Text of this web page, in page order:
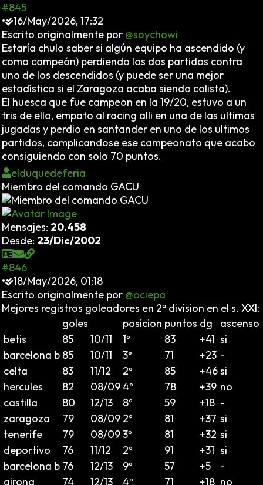
#845
•
16/May/2026, 17:32
Escrito originalmente por @soychowi
Estaría chulo saber si algún equipo ha ascendido (y
como campeón) perdiendo los dos partidos contra
uno de los descendidos (y puede ser una mejor
estadística si el Zaragoza acaba siendo colista).
El huesca que fue campeon en la 19/20, estuvo a un
tris de ello, empato al racing alli en una de las ultimas
jugadas y perdio en santander en uno de los ultimos
partidos, complicandose ese campeonato que acabo
consiguiendo con solo 70 puntos.
elduquedeferia
Miembro del comando GACU
Mensajes: 20.458
Desde: 23/Dic/2002
#846
•
18/May/2026, 01:18
Escrito originalmente por @ociepa
Mejores registros goleadores en 2ª division en el s. XXI:
goles
posicion puntos dg
ascenso
betis
85 10/11 1º 83 +41 si
barcelona b 85 10/11 3º 71 +23 -
celta
83 11/12 2º 85 +46si
hercules
82 08/09 4º 78 +39 no
castilla
80 12/13 8º 59 +18 -
zaragoza
79 08/09 2º 81 +37 si
tenerife
79 08/093º 81 +32 si
deportivo
76 11/12 2º 91 +31 si
barcelona b 76 12/13 9º 57 +5
-
girona
74 12/13 4º 71 +18 no